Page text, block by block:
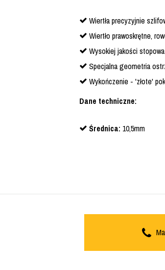
Wiertła precyzyjnie
Wiertło prawoskrętne,
Wysokiej jakości
Specjalna geometria
Wykończenie - 'złote'
Dane techniczne:
Średnica: 10,5mm